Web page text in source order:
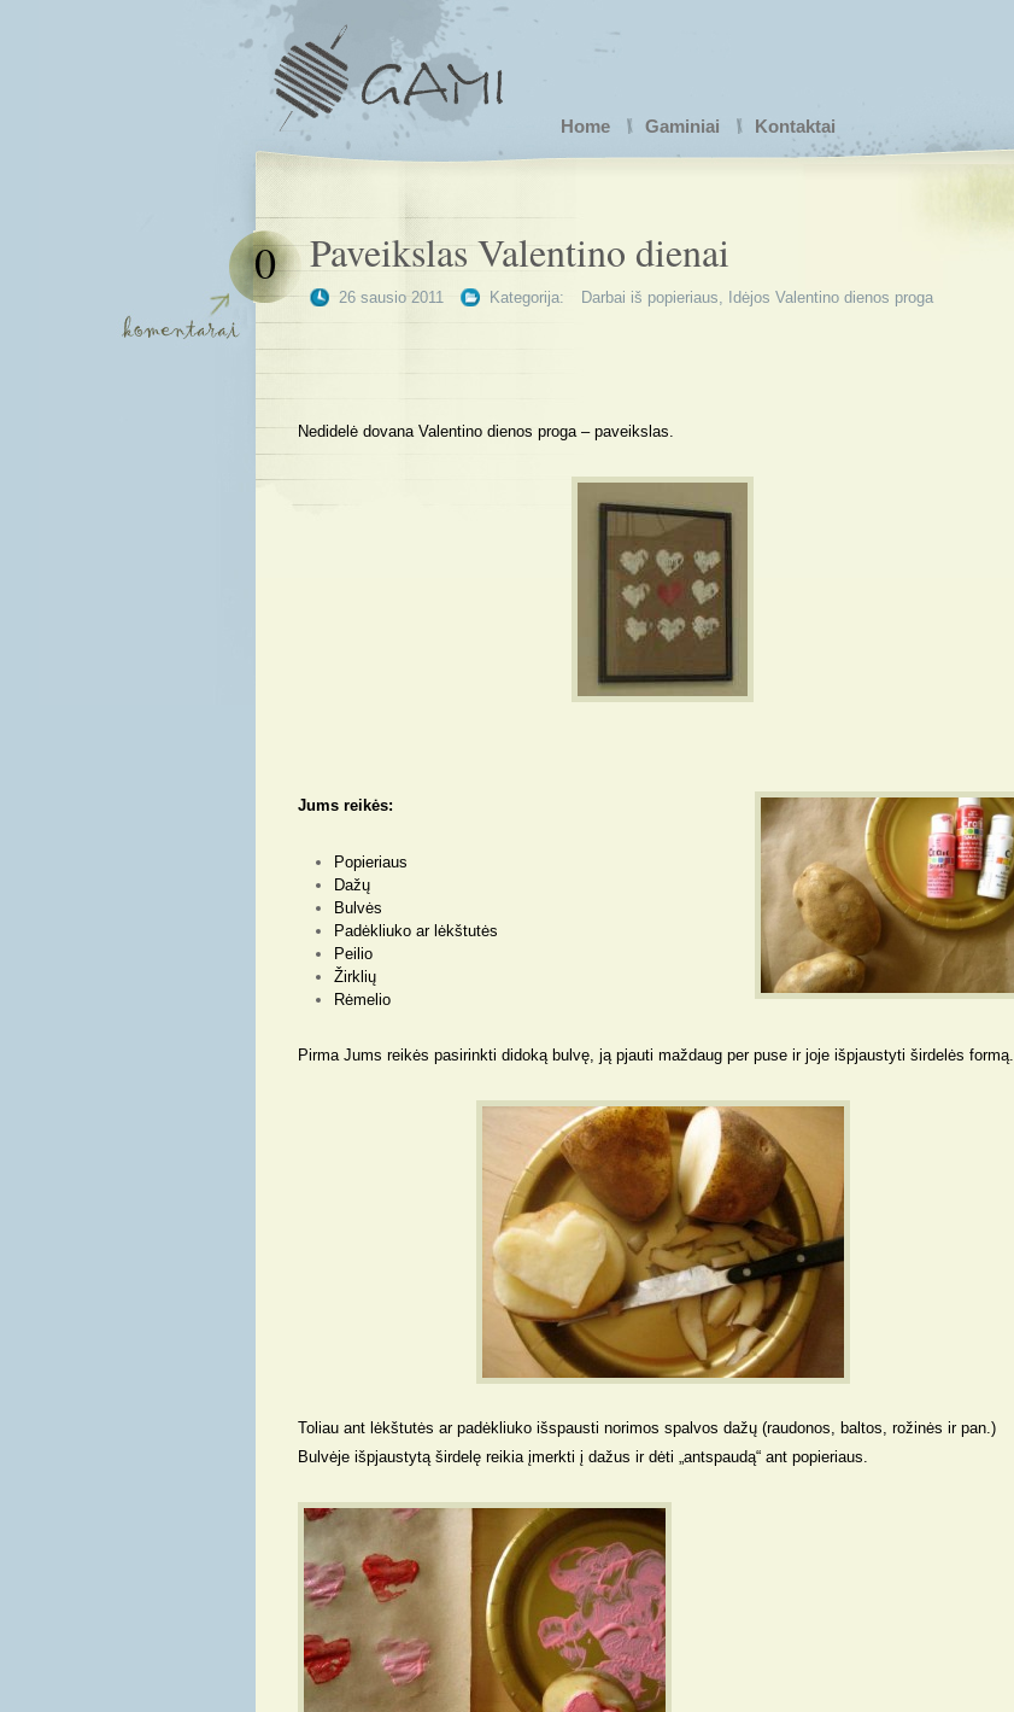
Home Gaminiai Kontaktai
Paveikslas Valentino dienai
26 sausio 2011
0
Kategorija: Darbai iš popieriaus, Idėjos Valentino dienos proga
Nedidelė dovana Valentino dienos proga – paveikslas.
Jums reikės:
Popieriaus
Dažų
Bulvės
Padėkliuko ar lėkštutės
Peilio
Žirklių
Rėmelio
Pirma Jums reikės pasirinkti didoką bulvę, ją pjauti maždaug per puse ir joje išpjaustyti širdelės formą.
Toliau ant lėkštutės ar padėkliuko išspausti norimos spalvos dažų (raudonos, baltos, rožinės ir pan.)
Bulvėje išpjaustytą širdelę reikia įmerkti į dažus ir dėti „antspaudą“ ant popieriaus.